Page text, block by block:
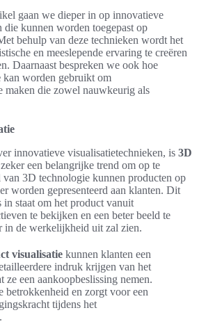
gaan we dieper in op innovatieve
die kunnen worden toegepast op
behulp van deze technieken wordt het
en meeslepende ervaring te creëren
Daarnaast bespreken we ook hoe
kan worden gebruikt om
maken die zowel nauwkeurig als
innovatieve visualisatietechnieken, is 3D
zeker een belangrijke trend om op te
3D technologie kunnen producten op
worden gepresenteerd aan klanten. Dit
in staat om het product vanuit
te bekijken en een beter beeld te
in de werkelijkheid uit zal zien.
visualisatie kunnen klanten een
indruk krijgen van het
ze een aankoopbeslissing nemen.
betrokkenheid en zorgt voor een
tijdens het